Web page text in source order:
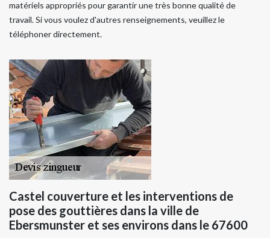
matériels appropriés pour garantir une très bonne qualité de
travail. Si vous voulez d'autres renseignements, veuillez le
téléphoner directement.
Castel couverture et les interventions de
pose des gouttières dans la ville de
Ebersmunster et ses environs dans le 67600